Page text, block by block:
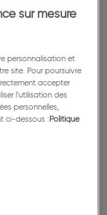
et botaniste
né de
sur mesure
personnalisation et
site. Pour poursuivre
accepter
l'utilisation des
personnelles,
ci-dessous : Politique